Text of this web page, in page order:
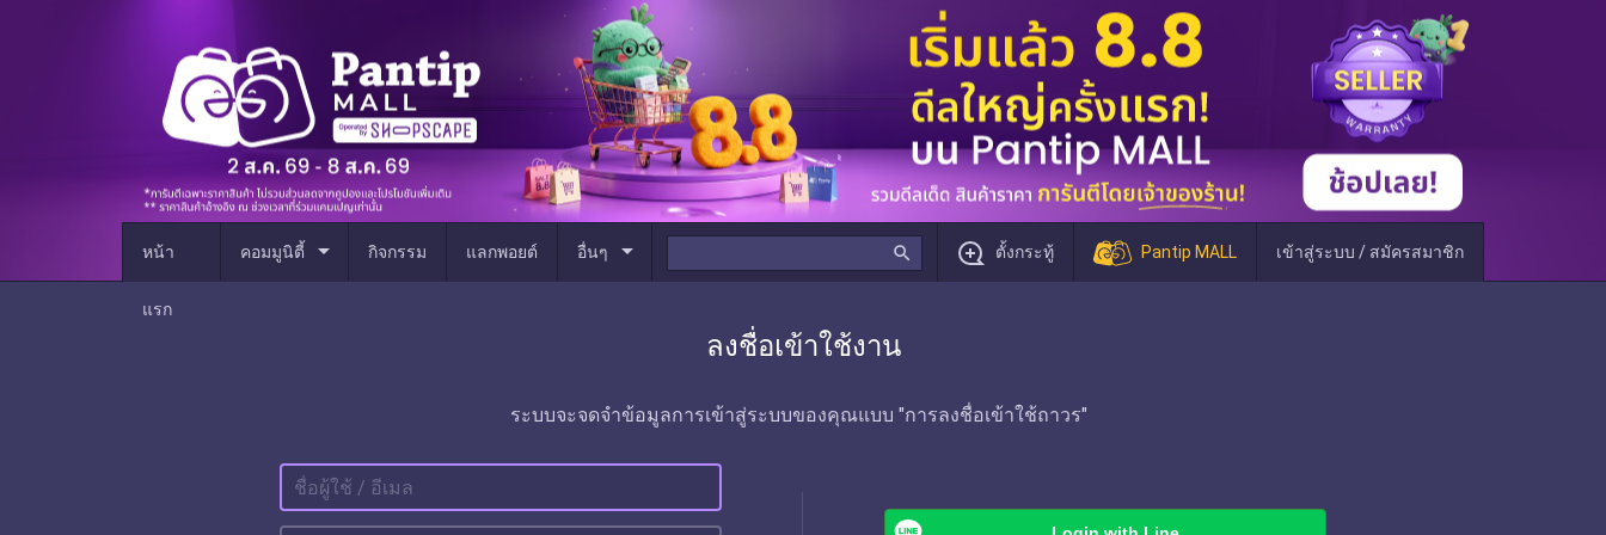
หน้า
แรก
คอมมูนิตี้ arrow_drop_down กิจกรรม แลกพอยต์ อื่นๆ arrow_drop_down search ตั้งกระทู้ Pantip MALL เข้าสู่ระบบ / สมัครสมาชิก
ลงชื่อเข้าใช้งาน
ระบบจะจดจำข้อมูลการเข้าสู่ระบบของคุณแบบ "การลงชื่อเข้าใช้ถาวร"